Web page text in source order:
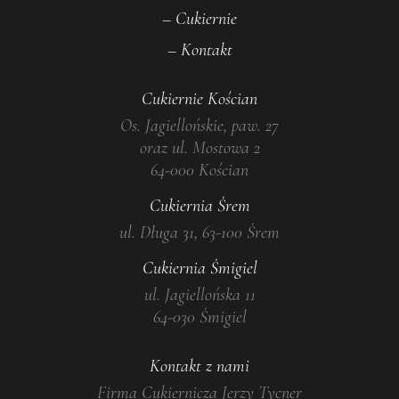
– Cukiernie
– Kontakt
Cukiernie Kościan
Os. Jagiellońskie, paw. 27
oraz ul. Mostowa 2
64-000 Kościan
Cukiernia Śrem
ul. Długa 31, 63-100 Śrem
Cukiernia Śmigiel
ul. Jagiellońska 11
64-030 Śmigiel
Kontakt z nami
Firma Cukiernicza Jerzy Tycner